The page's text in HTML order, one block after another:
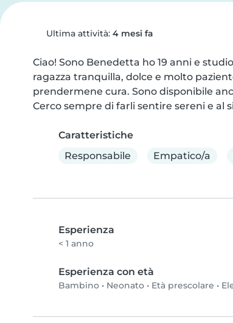
Ultima attività: 4 mesi fa
Ciao! Sono Benedetta ho 19 anni e
ragazza tranquilla, dolce e molto
prendermene cura. Sono disponibile
Cerco sempre di farli sentire sereni e al
Caratteristiche
Responsabile
Empatico/a
Esperienza
< 1 anno
Esperienza con età
Bambino • Neonato • Età prescolare •